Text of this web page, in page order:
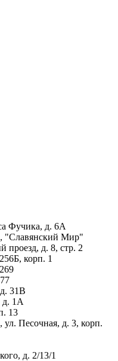
Фучика, д. 6А
"Славянский Мир"
проезд, д. 8, стр. 2
корп. 1
31В
д. 1А
13
Песочная, д. 3, корп.
д. 2/13/1